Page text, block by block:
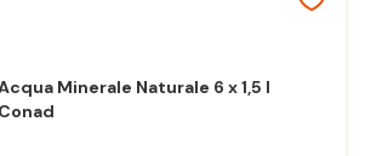
Minerale Naturale 6 x 1,5 l
Conad